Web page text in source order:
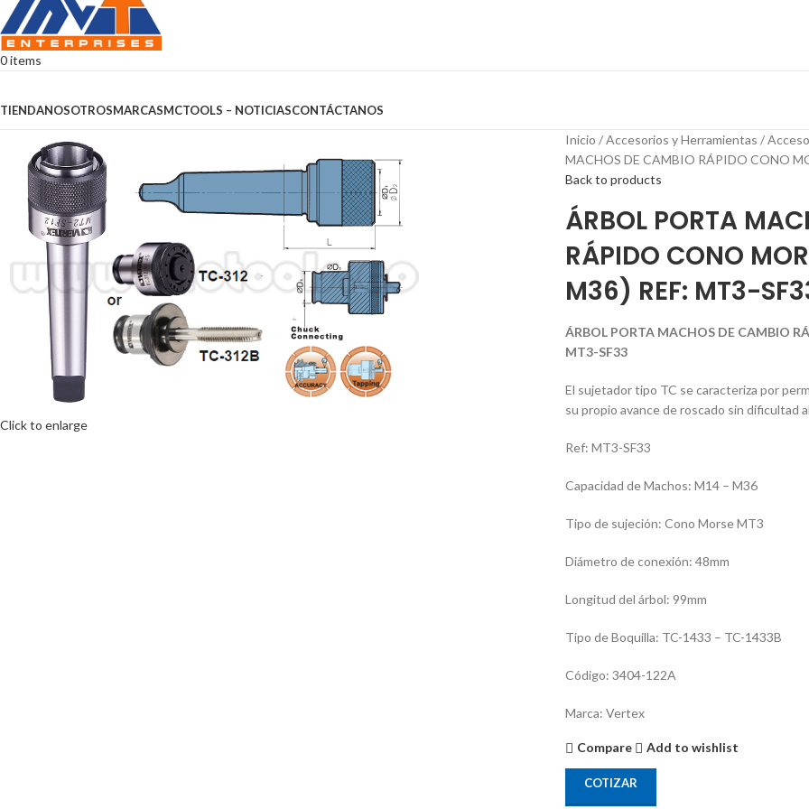
0items
TIENDANOSOTROSMARCASMCTOOLS – NOTICIASCONTÁCTANOS
Click to enlarge
Inicio Accesorios y Herramientas
MACHOS DE CAMBIO RÁPIDO CONO
Back to products
ÁRBOL PORTA
RÁPIDO CONO
M36) REF: MT3-
ÁRBOL PORTA MACHOS DE CAMBIO
MT3-SF33
El sujetador tipo TC se caracteriza por
su propio avance de roscado sin dificultad
Ref: MT3-SF33
Capacidad de Machos: M14 – M36
Tipo de sujeción: Cono Morse MT3
Diámetro de conexión: 48mm
Longitud del árbol: 99mm
Tipo de Boquilla: TC-1433 – TC-1433B
Código: 3404-122A
Marca: Vertex
Compare Add to wishlist
COTIZAR